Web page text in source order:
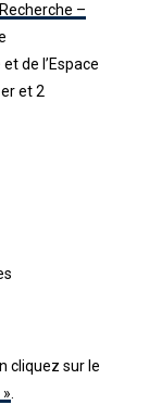
–
de l’Espace
et 2
cliquez sur le